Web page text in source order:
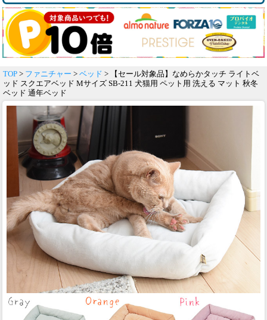
TOP > ファニチャー > ベッド > 【セール対象品】なめらかタッチ ライトベ
ッド スクエアベッド Mサイズ SB-211 犬猫用 ペット用 洗える マット 秋冬
ベッド 通年ベッド